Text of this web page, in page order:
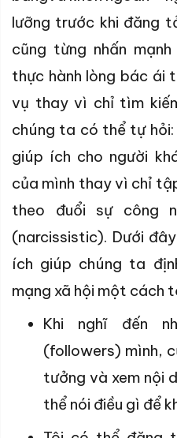
lưỡng trước khi đăng
cũng từng nhấn
thực hành lòng bác ái
vụ thay vì chỉ tìm
chúng ta có thể tự
giúp ích cho người
của mình thay vì chỉ
theo đuổi sự công
(narcissistic). Dưới
ích giúp chúng ta
mạng xã hội một cách
Khi nghĩ đến
(followers) mình,
tưởng và xem nội
thể nói điều gì để